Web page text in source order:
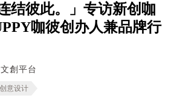
结彼此。」专访新创咖
咖彼创办人兼品牌行
創平台
创意设计